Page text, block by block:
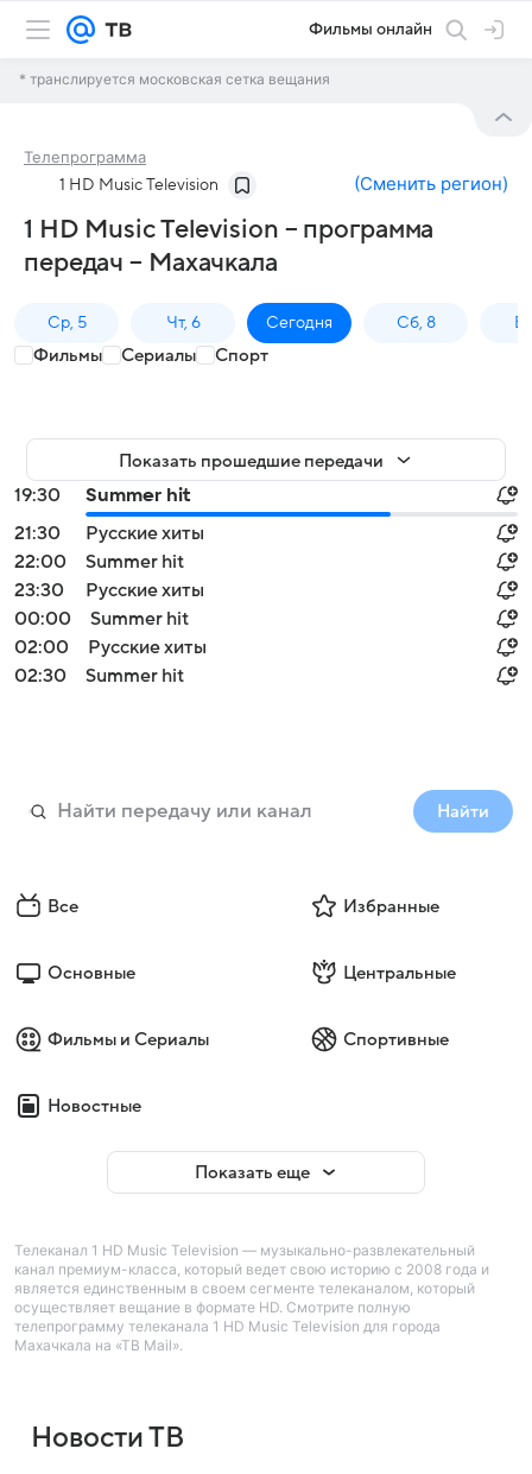
Фильмы онлайн
* транслируется московская сетка вещания
Телепрограмма
1 HD Music Television (Сменить регион)
1 HD Music Television – программа
передач – Махачкала
Ср, 5 Чт, 6 Сегодня Сб, 8
Фильмы Сериалы Спорт
Показать прошедшие передачи
19:30
Summer hit
21:30
Русские хиты
22:00
Summer hit
23:30
Русские хиты
00:00
Summer hit
02:00
Русские хиты
02:30
Summer hit
Найти
Все Избранные
Основные Центральные
Фильмы и Сериалы Спортивные
Новостные
Показать еще
Телеканал 1 HD Music Television — музыкально-развлекательный
канал премиум-класса, который ведет свою историю с 2008 года и
является единственным в своем сегменте телеканалом, который
осуществляет вещание в формате HD. Смотрите полную
телепрограмму телеканала 1 HD Music Television для города
Махачкала на «ТВ Mail».
Новости ТВ